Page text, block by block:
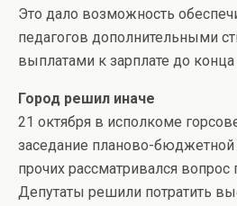
Это дало возможность
педагогов дополнительными
выплатами к зарплате до конца
Город решил иначе
21 октября в исполкоме
заседание планово-бюджетной
прочих рассматривался
Депутаты решили потратить